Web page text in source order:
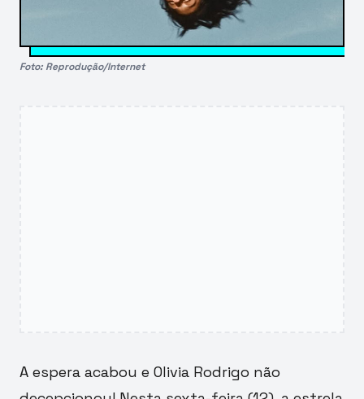
Foto: Reprodução/Internet
A espera acabou e Olivia Rodrigo não